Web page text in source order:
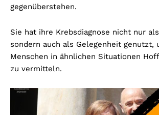
gegenüberstehen.
Sie hat ihre Krebsdiagnose nicht nur
sondern auch als Gelegenheit genutzt,
Menschen in ähnlichen Situationen
zu vermitteln.